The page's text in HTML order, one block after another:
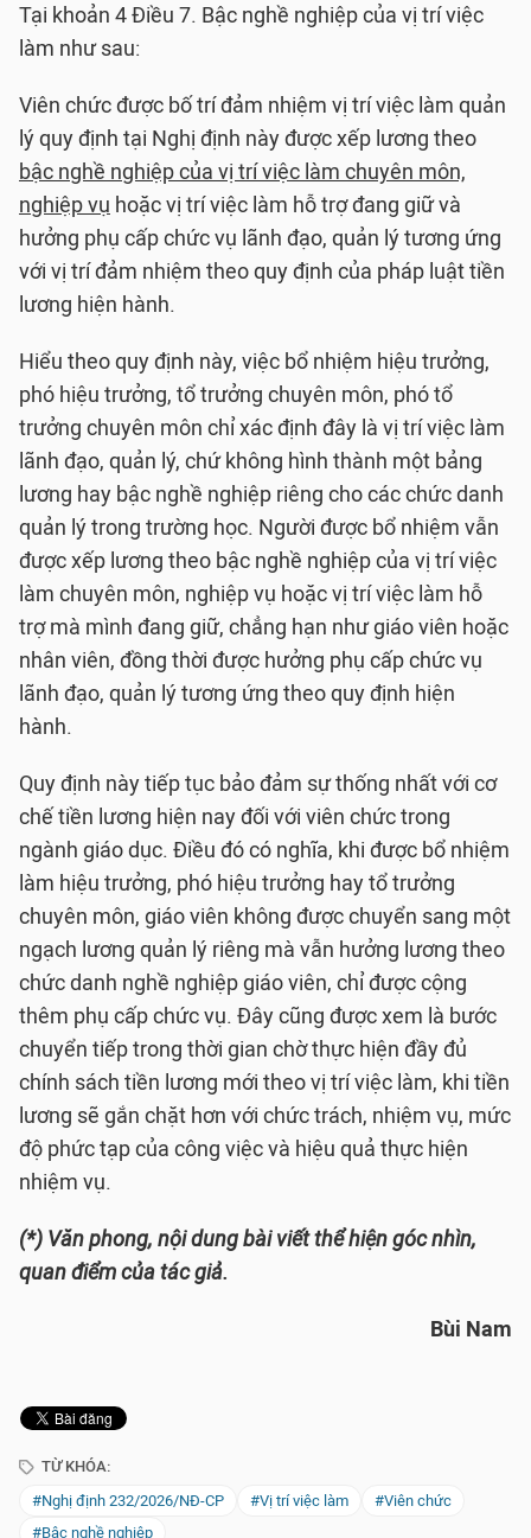
Tại khoản 4 Điều 7. Bậc nghề nghiệp của vị trí việc
làm như sau:
Viên chức được bố trí đảm nhiệm vị trí việc làm quản
lý quy định tại Nghị định này được xếp lương theo
bậc nghề nghiệp của vị trí việc làm chuyên môn,
nghiệp vụ hoặc vị trí việc làm hỗ trợ đang giữ và
hưởng phụ cấp chức vụ lãnh đạo, quản lý tương ứng
với vị trí đảm nhiệm theo quy định của pháp luật tiền
lương hiện hành.
Hiểu theo quy định này, việc bổ nhiệm hiệu trưởng,
phó hiệu trưởng, tổ trưởng chuyên môn, phó tổ
trưởng chuyên môn chỉ xác định đây là vị trí việc làm
lãnh đạo, quản lý, chứ không hình thành một bảng
lương hay bậc nghề nghiệp riêng cho các chức danh
quản lý trong trường học. Người được bổ nhiệm vẫn
được xếp lương theo bậc nghề nghiệp của vị trí việc
làm chuyên môn, nghiệp vụ hoặc vị trí việc làm hỗ
trợ mà mình đang giữ, chẳng hạn như giáo viên hoặc
nhân viên, đồng thời được hưởng phụ cấp chức vụ
lãnh đạo, quản lý tương ứng theo quy định hiện
hành.
Quy định này tiếp tục bảo đảm sự thống nhất với cơ
chế tiền lương hiện nay đối với viên chức trong
ngành giáo dục. Điều đó có nghĩa, khi được bổ nhiệm
làm hiệu trưởng, phó hiệu trưởng hay tổ trưởng
chuyên môn, giáo viên không được chuyển sang một
ngạch lương quản lý riêng mà vẫn hưởng lương theo
chức danh nghề nghiệp giáo viên, chỉ được cộng
thêm phụ cấp chức vụ. Đây cũng được xem là bước
chuyển tiếp trong thời gian chờ thực hiện đầy đủ
chính sách tiền lương mới theo vị trí việc làm, khi tiền
lương sẽ gắn chặt hơn với chức trách, nhiệm vụ, mức
độ phức tạp của công việc và hiệu quả thực hiện
nhiệm vụ.
(*) Văn phong, nội dung bài viết thể hiện góc nhìn,
quan điểm của tác giả.
Bùi Nam
TỪ KHÓA:
#Nghị định 232/2026/NĐ-CP
#Vị trí việc làm
#Viên chức
#Bậc nghề nghiệp